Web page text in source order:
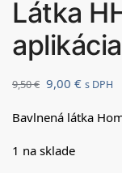
Látka
9,50€ 9,00 € s DPH
Bavlnená látka
1 na sklade